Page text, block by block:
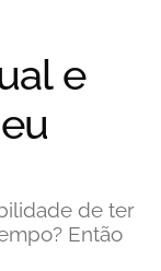
e
de ter
Então